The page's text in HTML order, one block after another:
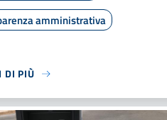
amministrativa
DI PIÙ